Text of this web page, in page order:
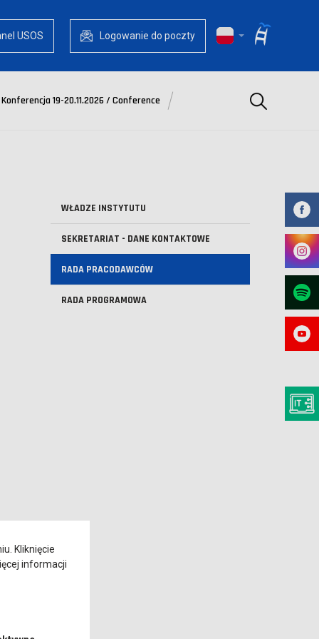
USOS Logowanie do poczty
Konferencja 19-20.11.2026 / Conference Szukaj
WŁADZE INSTYTUTU
SEKRETARIAT - DANE KONTAKTOWE
RADA PRACODAWCÓW
RADA PROGRAMOWA
Kliknięcie
informacji